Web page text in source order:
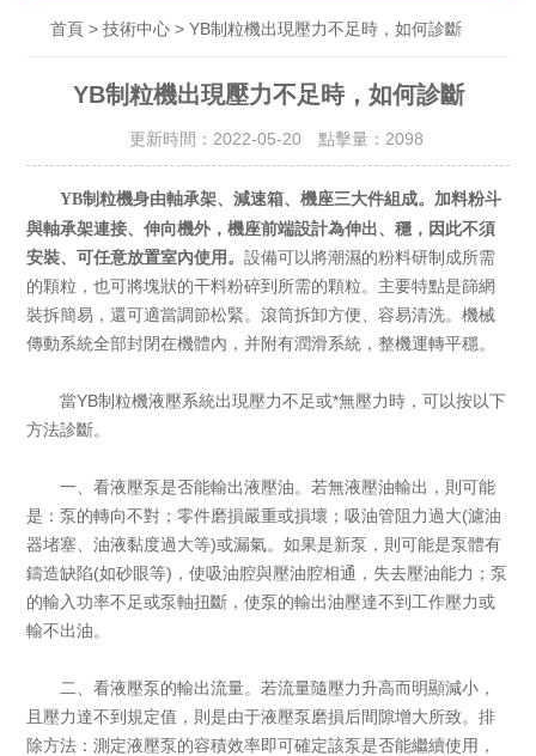
首頁 >技術中心 > YB制粒機出現壓力不足時，如何診斷
YB制粒機出現壓力不足時，如何診斷
更新時間：2022-05-20 點擊量： 2098
YB制粒機身由軸承架、減速箱、機座三大件組成。加料粉斗
與軸承架連接、伸向機外，機座前端設計為伸出、穩，因此不須
安裝、可任意放置室內使用。設備可以將潮濕的粉料研制成所需
的顆粒，也可將塊狀的干料粉碎到所需的顆粒。主要特點是篩網
裝拆簡易，還可適當調節松緊。滾筒拆卸方便、容易清洗。機械
傳動系統全部封閉在機體內，并附有潤滑系統，整機運轉平穩。
當YB制粒機液壓系統出現壓力不足或*無壓力時，可以按以下
方法診斷。
一、看液壓泵是否能輸出液壓油。若無液壓油輸出，則可能
是：泵的轉向不對；零件磨損嚴重或損壞；吸油管阻力過大(濾油
器堵塞、油液黏度過大等)或漏氣。如果是新泵，則可能是泵體有
鑄造缺陷(如砂眼等)，使吸油腔與壓油腔相通，失去壓油能力；泵
的輸入功率不足或泵軸扭斷，使泵的輸出油壓達不到工作壓力或
輸不出油。
二、看液壓泵的輸出流量。若流量隨壓力升高而明顯減小，
且壓力達不到規定值，則是由于液壓泵磨損后間隙增大所致。排
除方法：測定液壓泵的容積效率即可確定該泵是否能繼續使用，